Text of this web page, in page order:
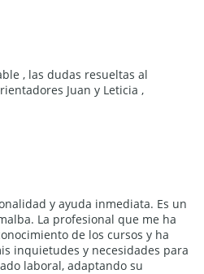
, las dudas resueltas al
Juan y Leticia ,
y ayuda inmediata. Es un
La profesional que me ha
de los cursos y ha
inquietudes y necesidades para
laboral, adaptando su